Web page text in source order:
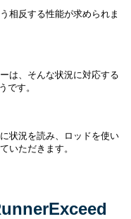
相反する性能が求められま
は、そんな状況に対応する
です。
状況を読み、ロッドを使い
いただきます。